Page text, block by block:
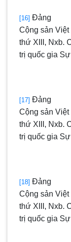
[16] Đảng
Cộng sản
thứ XIII, Nxb.
trị quốc gia
[17] Đảng
Cộng sản
thứ XIII, Nxb.
trị quốc gia
[18] Đảng
Cộng sản
thứ XIII, Nxb.
trị quốc gia